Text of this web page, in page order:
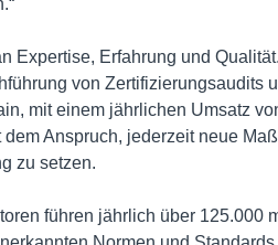
Expertise, Erfahrung und
von Zertifizierungsaudits
mit einem jährlichen Umsatz
Anspruch, jederzeit neue
zu setzen.
führen jährlich über 125.000